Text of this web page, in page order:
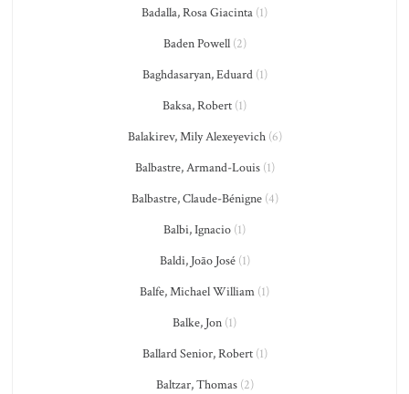
Badalla, Rosa Giacinta (1)
Baden Powell(2)
Baghdasaryan, Eduard(1)
Baksa, Robert (1)
Balakirev, Mily Alexeyevich(6)
Balbastre, Armand-Louis(1)
Balbastre, Claude-Bénigne(4)
Balbi, Ignacio (1)
Baldi, João José(1)
Balfe, Michael William (1)
Balke, Jon (1)
Ballard Senior, Robert(1)
Baltzar, Thomas(2)